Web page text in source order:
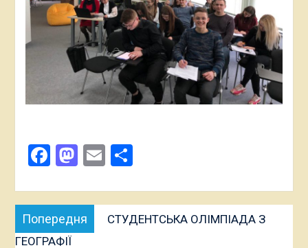
Facebook
Mastodon
EmailПоділитися
Навігація
записів
Попередня
публікація:
СТУДЕНТСЬКА ОЛІМПІАДА З
ГЕОГРАФІЇ